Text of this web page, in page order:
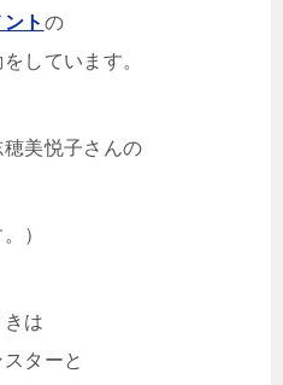
ト の
しています。
穂美悦子さんの
）
は
ターと